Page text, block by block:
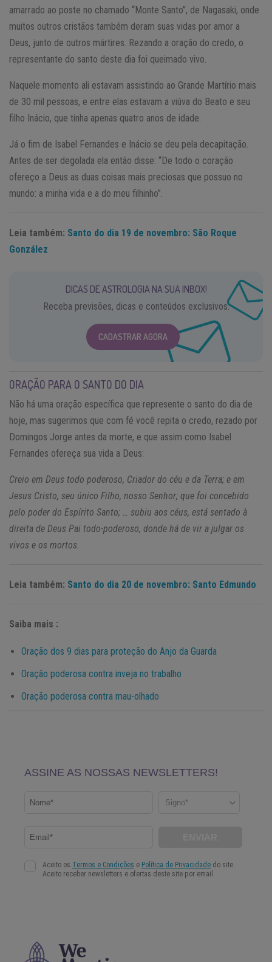
amarrado ao poste no chamado “Monte Santo”, de Nagasaki, onde
muitos outros cristãos também deram suas vidas por amor a
Deus, junto de outros mártires. Rezando a oração do credo, o
representante do santo deste dia foi queimado vivo.
Naquele momento ali estavam assistindo ao Grande Martírio mais
de 30 mil pessoas, e entre elas estavam a viúva do Beato e seu
filho Inácio, que tinha apenas quatro anos de idade.
Já o fim de Isabel Fernandes e Inácio se deu pela decapitação.
Antes de ser degolada ela então disse: “De todo o coração
ofereço a Deus as duas coisas mais preciosas que possuo no
mundo: a minha vida e a do meu filhinho”.
Leia também: Santo do dia 19 de novembro: São Roque
González
DICAS DE ASTROLOGIA NA SUA INBOX!
Receba previsões, dicas e conteúdos exclusivos.
CADASTRAR AGORA
ORAÇÃO PARA O SANTO DO DIA
Não há uma oração específica que represente o santo do dia de
hoje, mas sugerimos que com fé você repita o credo, rezado por
Domingos Jorge antes da morte, e que assim como Isabel
Fernandes ofereça sua vida a Deus:
Creio em Deus todo poderoso, Criador do céu e da Terra; e em
Jesus Cristo, seu único Filho, nosso Senhor; que foi concebido
pelo poder do Espírito Santo; … subiu aos céus, está sentado à
direita de Deus Pai todo-poderoso, donde há de vir a julgar os
vivos e os mortos.
Leia também: Santo do dia 20 de novembro: Santo Edmundo
Saiba mais :
Oração dos 9 dias para proteção do Anjo da Guarda
Oração poderosa contra inveja no trabalho
Oração poderosa contra mau-olhado